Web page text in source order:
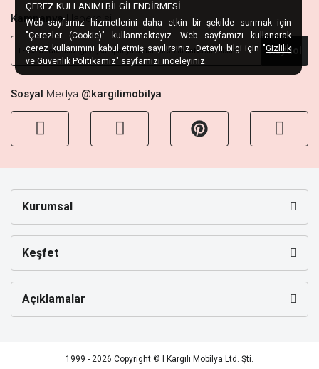
KampanyaHabercisi
Kaydol
Sosyal Medya @kargilimobilya
Kurumsal
Keşfet
Açıklamalar
1999 - 2026 Copyright © l Kargılı Mobilya Ltd. Şti.
ÇEREZ KULLANIMI BİLGİLENDİRMESİ
Web sayfamız hizmetlerini daha etkin bir şekilde sunmak için
"Çerezler (Cookie)" kullanmaktayız. Web sayfamızı kullanarak
çerez kullanımını kabul etmiş sayılırsınız. Detaylı bilgi için "Gizlilik
ve Güvenlik Politikamız" sayfamızı inceleyiniz.